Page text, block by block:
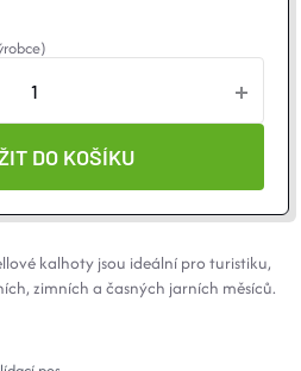
DO KOŠÍKU
kalhoty jsou ideální pro turistiku,
zimních a časných jarních měsíců.